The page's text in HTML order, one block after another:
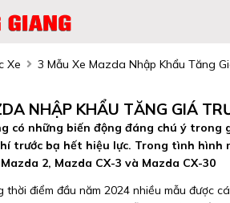
Xe 3 Mẫu Xe Mazda Nhập Khẩu Tăng
NHẬP KHẨU TĂNG GIÁ
có những biến động đáng chú ý trong
trước bạ hết hiệu lực. Trong tình
2, Mazda CX-3 và Mazda CX-30
điểm đầu năm 2024 nhiều mẫu được